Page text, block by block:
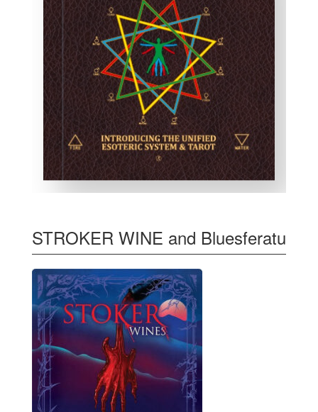
STROKER WINE and Bluesferatu